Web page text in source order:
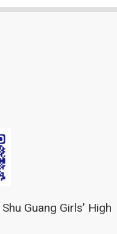
Shu Guang Girls’ High